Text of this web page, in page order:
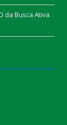
da Busca Ativa